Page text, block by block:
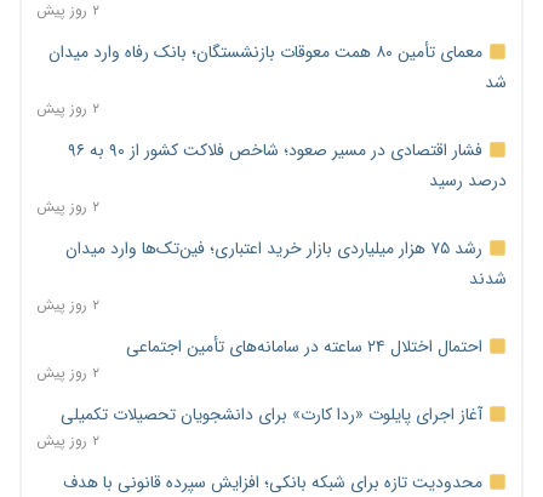
۲ روز پیش
معمای تأمین ۸۰ همت معوقات بازنشستگان؛ بانک رفاه وارد میدان
شد
۲ روز پیش
فشار اقتصادی در مسیر صعود؛ شاخص فلاکت کشور از ۹۰ به ۹۶
درصد رسید
۲ روز پیش
رشد ۷۵ هزار میلیاردی بازار خرید اعتباری؛ فین‌تک‌ها وارد میدان
شدند
۲ روز پیش
احتمال اختلال ۲۴ ساعته در سامانه‌های تأمین اجتماعی
۲ روز پیش
آغاز اجرای پایلوت «ردا کارت» برای دانشجویان تحصیلات تکمیلی
۲ روز پیش
محدودیت تازه برای شبکه بانکی؛ افزایش سپرده قانونی با هدف